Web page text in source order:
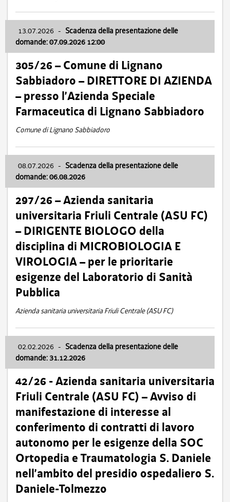
13.07.2026 - Scadenza della presentazione delle
domande: 07.09.2026 12:00
305/26 – Comune di Lignano
Sabbiadoro – DIRETTORE DI AZIENDA
– presso l’Azienda Speciale
Farmaceutica di Lignano Sabbiadoro
Comune di Lignano Sabbiadoro
08.07.2026 - Scadenza della presentazione delle
domande: 06.08.2026
297/26 – Azienda sanitaria
universitaria Friuli Centrale (ASU FC)
– DIRIGENTE BIOLOGO della
disciplina di MICROBIOLOGIA E
VIROLOGIA – per le prioritarie
esigenze del Laboratorio di Sanità
Pubblica
Azienda sanitaria universitaria Friuli Centrale (ASU FC)
02.02.2026 - Scadenza della presentazione delle
domande: 31.12.2026
42/26 - Azienda sanitaria universitaria
Friuli Centrale (ASU FC) – Avviso di
manifestazione di interesse al
conferimento di contratti di lavoro
autonomo per le esigenze della SOC
Ortopedia e Traumatologia S. Daniele
nell’ambito del presidio ospedaliero S.
Daniele-Tolmezzo